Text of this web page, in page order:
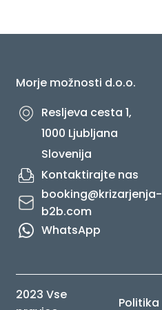
Morje možnosti d.o.o.
Resljeva cesta 1,
1000 Ljubljana
Slovenija
Kontaktirajte nas
booking@krizarjenja-
b2b.com
WhatsApp
2023 Vse
Politika